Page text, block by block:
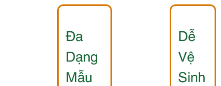
Đa
Dạng
Mẫu
Dễ
Vệ
Sinh